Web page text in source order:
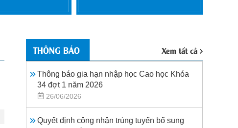
THÔNG BÁO Xem tất cả
Thông báo gia hạn nhập học Cao học Khóa
34 đợt 1 năm 2026
26/06/2026
Quyết định công nhận trúng tuyển bổ sung